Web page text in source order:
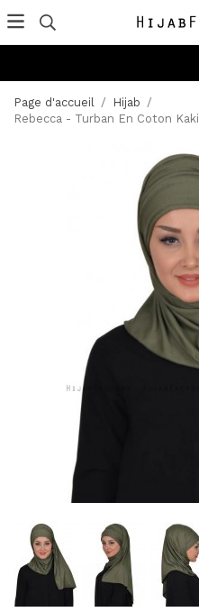
Page d'accueil / Hijab /
Rebecca - Turban En Coton